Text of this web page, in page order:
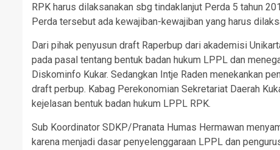
RPK harus dilaksanakan sbg tindaklanjut Perda 5 tahun
Perda tersebut ada kewajiban-kewajiban yang harus
Dari pihak penyusun draft Raperbup dari akademisi
pada pasal tentang bentuk badan hukum LPPL dan
Diskominfo Kukar. Sedangkan Intje Raden menekankan
draft perbup. Kabag Perekonomian Sekretariat Daerah
kejelasan bentuk badan hukum LPPL RPK.
Sub Koordinator SDKP/Pranata Humas Hermawan
karena menjadi dasar penyelenggaraan LPPL dan